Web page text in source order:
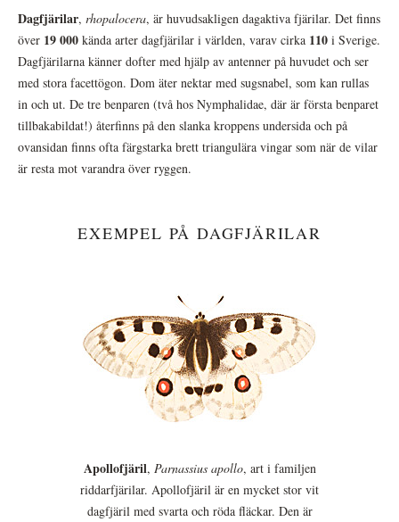
Dagfjärilar, rhopalocera, är huvudsakligen dagaktiva fjärilar. Det finns
över 19 000 kända arter dagfjärilar i världen, varav cirka 110 i Sverige.
Dagfjärilarna känner dofter med hjälp av antenner på huvudet och ser
med stora facettögon. Dom äter nektar med sugsnabel, som kan rullas
in och ut. De tre benparen (två hos Nymphalidae, där är första benparet
tillbakabildat!) återfinns på den slanka kroppens undersida och på
ovansidan finns ofta färgstarka brett triangulära vingar som när de vilar
är resta mot varandra över ryggen.
EXEMPEL PÅ DAGFJÄRILAR
Apollofjäril, Parnassius apollo, art i familjen
riddarfjärilar. Apollofjäril är en mycket stor vit
dagfjäril med svarta och röda fläckar. Den är